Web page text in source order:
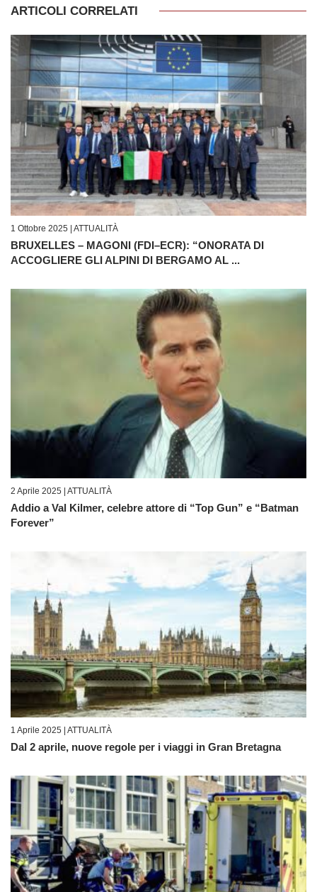
ARTICOLI CORRELATI
1 Ottobre 2025 | ATTUALITÀ
BRUXELLES – MAGONI (FDI–ECR): “ONORATA DI
ACCOGLIERE GLI ALPINI DI BERGAMO AL ...
2 Aprile 2025 | ATTUALITÀ
Addio a Val Kilmer, celebre attore di “Top Gun” e “Batman
Forever”
1 Aprile 2025 | ATTUALITÀ
Dal 2 aprile, nuove regole per i viaggi in Gran Bretagna